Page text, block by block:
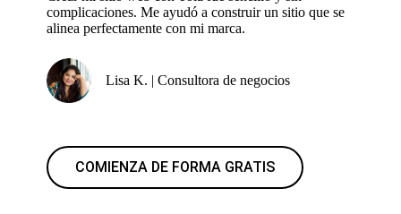
complicaciones. Me ayudó a construir un sitio que se
alinea perfectamente con mi marca.
Lisa K. | Consultora de negocios
COMIENZA DE FORMA GRATIS